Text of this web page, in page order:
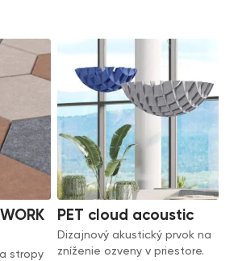
stropy
PET cloud acoustic
Dizajnový akustický prvok na
zníženie ozveny v priestore.